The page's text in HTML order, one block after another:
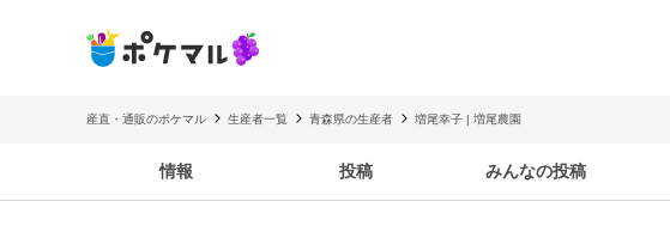
産直・通販のポケマル 生産者一覧 青森県の生産者 増尾幸子 | 増尾農園
情報 投稿 みんなの投稿